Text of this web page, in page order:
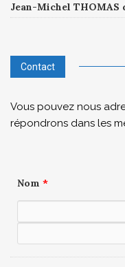
Jean-Michel THOMAS
Contact
Vous pouvez nous
répondrons dans les
Nom *